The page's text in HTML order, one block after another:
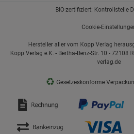
BIO-zertifiziert: Kontrollstelle
Cookie-
Hersteller aller vom Kopp Verlag
Kopp Verlag e.K. - Bertha-Benz-Str. 10 - 72108
verlag.de
♻ Gesetzeskonforme